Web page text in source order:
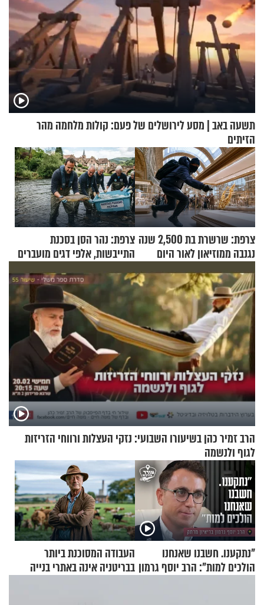
תשעה באב | מסע לירושלים של פעם: קולות מלחמה מהר
הזיתים
צרפת: שרשרת בת 2,500 שנה
נגנבה ממוזיאון לאור היום
צרפת: נהר הסן בסכנת
התייבשות, אלפי דגים מועברים
במבצעי חילוץ
הרב זמיר כהן בשיעורו השבועי: נזקי העצלות ורווחי הזריזות
לגוף ולנשמה
"נתקענו. חשבנו שאנחנו
הולכים למות": הרב יוסף גרמון
העבודה המסוכנת ביותר
בבריטניה אינה באתרי בנייה